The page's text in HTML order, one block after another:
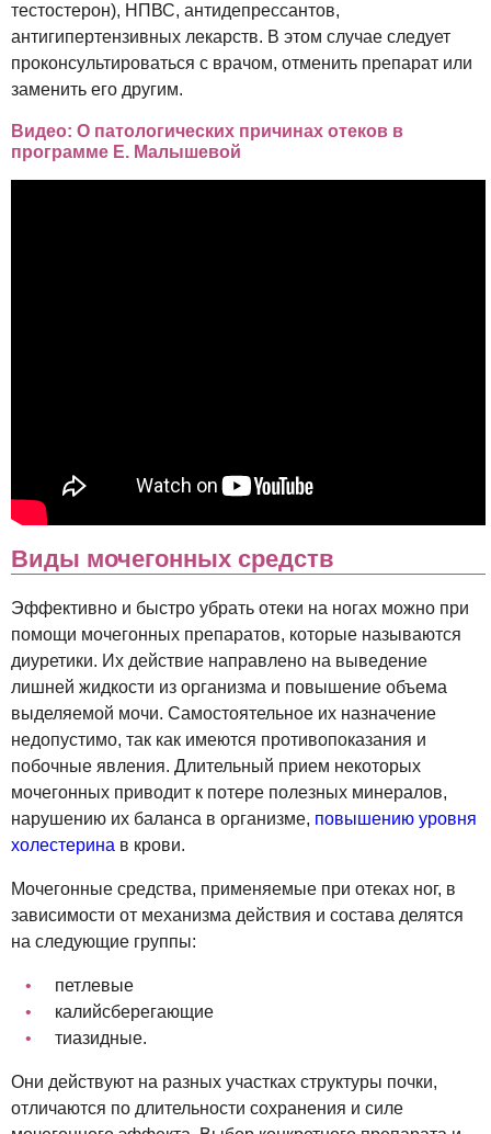
тестостерон), НПВС, антидепрессантов,
антигипертензивных лекарств. В этом случае следует
проконсультироваться с врачом, отменить препарат или
заменить его другим.
Видео: О патологических причинах отеков в
программе Е. Малышевой
Виды мочегонных средств
Эффективно и быстро убрать отеки на ногах можно при
помощи мочегонных препаратов, которые называются
диуретики. Их действие направлено на выведение
лишней жидкости из организма и повышение объема
выделяемой мочи. Самостоятельное их назначение
недопустимо, так как имеются противопоказания и
побочные явления. Длительный прием некоторых
мочегонных приводит к потере полезных минералов,
нарушению их баланса в организме, повышению уровня
холестерина в крови.
Мочегонные средства, применяемые при отеках ног, в
зависимости от механизма действия и состава делятся
на следующие группы:
петлевые
калийсберегающие
тиазидные.
Они действуют на разных участках структуры почки,
отличаются по длительности сохранения и силе